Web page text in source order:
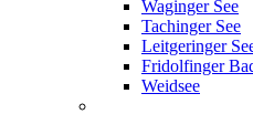
Waginger See
Tachinger See
Leitgeringer
Fridolfinger
Weidsee